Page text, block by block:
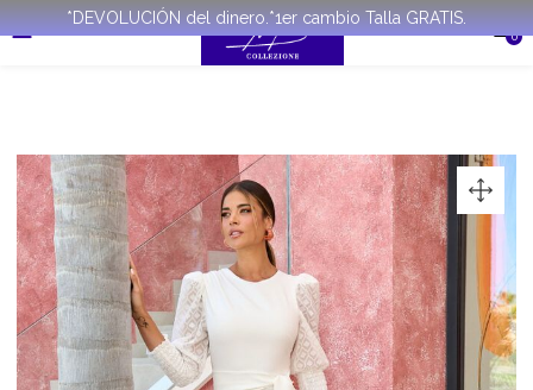
*DEVOLUCIÓN del dinero.*1er cambio Talla GRATIS.
0